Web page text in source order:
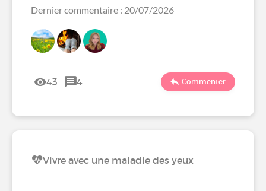
Dernier commentaire : 20/07/2026
43 4 Commenter
Vivre avec une maladie des yeux